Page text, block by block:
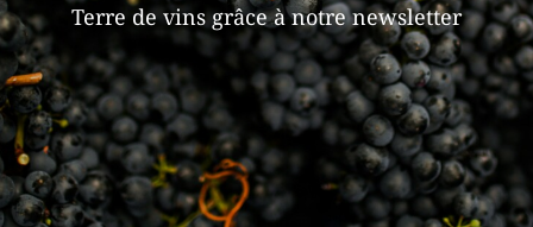
Terre de vins grâce à notre newsletter